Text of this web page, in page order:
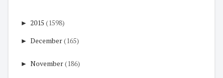
► 2015 (1598)
► December(165)
► November(186)